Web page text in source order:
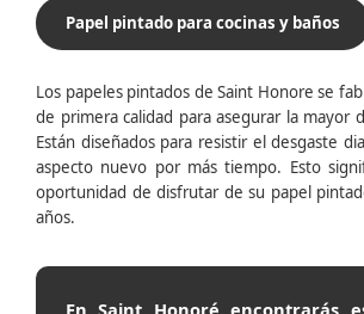
Papel pintado para cocinas y baños
Los papeles pintados de Saint Honore se
de primera calidad para asegurar la mayor
Están diseñados para resistir el desgaste
aspecto nuevo por más tiempo. Esto
oportunidad de disfrutar de su papel
años.
En Saint Honoré encontrarás